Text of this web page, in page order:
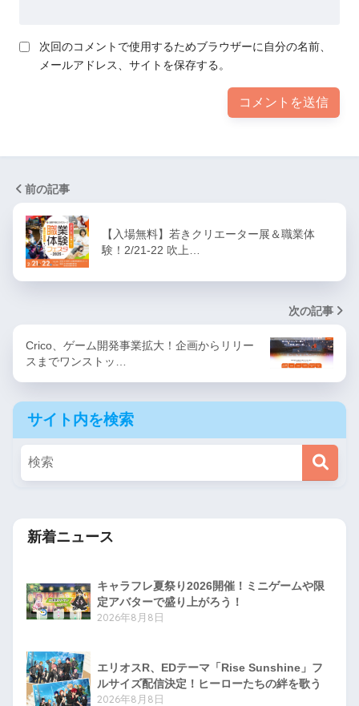
次回のコメントで使用するためブラウザーに自分の名前、
メールアドレス、サイトを保存する。
前の記事
【入場無料】若きクリエーター展＆職業体
験！2/21-22 吹上…
次の記事
Crico、ゲーム開発事業拡大！企画からリリー
スまでワンストッ…
サイト内を検索
新着ニュース
キャラフレ夏祭り2026開催！ミニゲームや限
定アバターで盛り上がろう！
2026年8月8日
エリオスR、EDテーマ「Rise Sunshine」フ
ルサイズ配信決定！ヒーローたちの絆を歌う
2026年8月8日